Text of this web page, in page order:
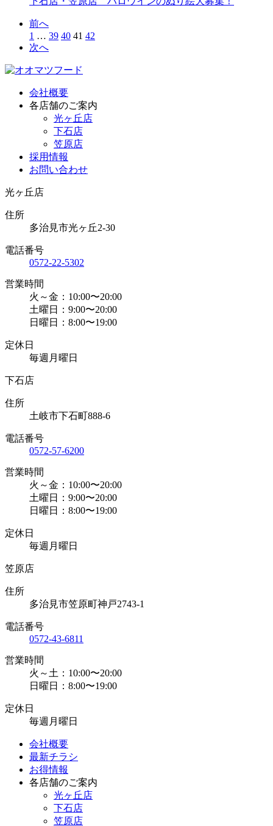
前へ
1 … 39 40 41 42
次へ
会社概要
各店舗のご案内
光ヶ丘店
下石店
笠原店
採用情報
お問い合わせ
光ヶ丘店
住所
多治見市光ヶ丘2-30
電話番号
0572-22-5302
営業時間
火～金：10:00〜20:00
土曜日：9:00〜20:00
日曜日：8:00〜19:00
定休日
毎週月曜日
下石店
住所
土岐市下石町888-6
電話番号
0572-57-6200
営業時間
火～金：10:00〜20:00
土曜日：9:00〜20:00
日曜日：8:00〜19:00
定休日
毎週月曜日
笠原店
住所
多治見市笠原町神戸2743-1
電話番号
0572-43-6811
営業時間
火～土：10:00〜20:00
日曜日：8:00〜19:00
定休日
毎週月曜日
会社概要
最新チラシ
お得情報
各店舗のご案内
光ヶ丘店
下石店
笠原店